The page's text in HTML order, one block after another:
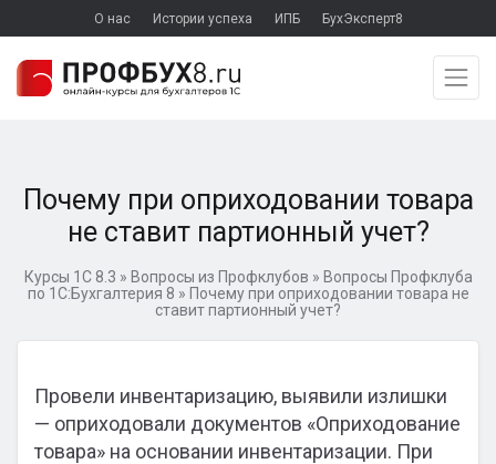
О нас Истории успеха ИПБ БухЭксперт8
Почему при оприходовании товара
не ставит партионный учет?
Курсы 1С 8.3 » Вопросы из Профклубов » Вопросы Профклуба
по 1С:Бухгалтерия 8 » Почему при оприходовании товара не
ставит партионный учет?
Провели инвентаризацию, выявили излишки
— оприходовали документов «Оприходование
товара» на основании инвентаризации. При